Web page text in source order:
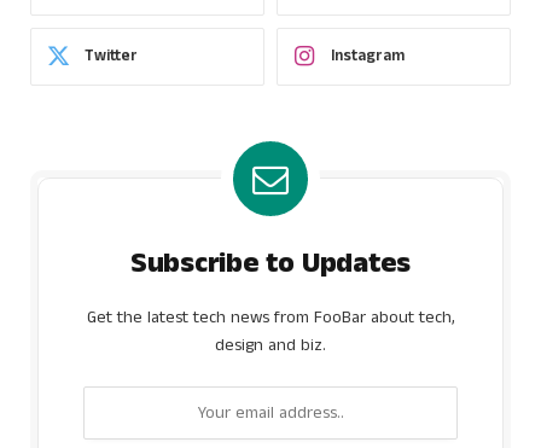
Twitter Instagram
Subscribe to Updates
Get the latest tech news from FooBar about tech,
design and biz.